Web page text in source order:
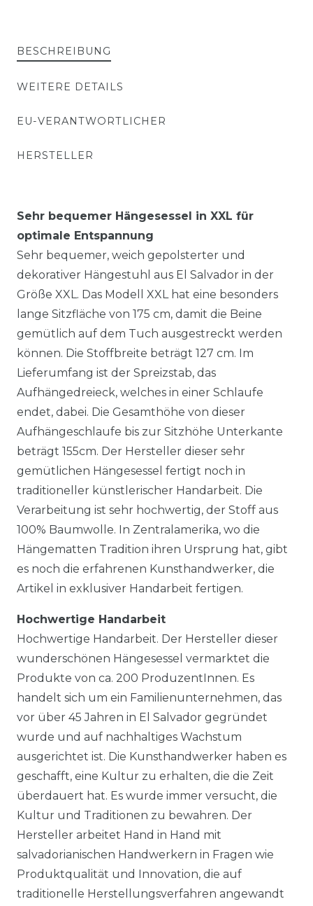
BESCHREIBUNG
WEITERE DETAILS
EU-VERANTWORTLICHER
HERSTELLER
Sehr bequemer Hängesessel in XXL für
optimale Entspannung
Sehr bequemer, weich gepolsterter und
dekorativer Hängestuhl aus El Salvador in der
Größe XXL. Das Modell XXL hat eine besonders
lange Sitzfläche von 175 cm, damit die Beine
gemütlich auf dem Tuch ausgestreckt werden
können. Die Stoffbreite beträgt 127 cm. Im
Lieferumfang ist der Spreizstab, das
Aufhängedreieck, welches in einer Schlaufe
endet, dabei. Die Gesamthöhe von dieser
Aufhängeschlaufe bis zur Sitzhöhe Unterkante
beträgt 155cm. Der Hersteller dieser sehr
gemütlichen Hängesessel fertigt noch in
traditioneller künstlerischer Handarbeit. Die
Verarbeitung ist sehr hochwertig, der Stoff aus
100% Baumwolle. In Zentralamerika, wo die
Hängematten Tradition ihren Ursprung hat, gibt
es noch die erfahrenen Kunsthandwerker, die
Artikel in exklusiver Handarbeit fertigen.
Hochwertige Handarbeit
Hochwertige Handarbeit. Der Hersteller dieser
wunderschönen Hängesessel vermarktet die
Produkte von ca. 200 ProduzentInnen. Es
handelt sich um ein Familienunternehmen, das
vor über 45 Jahren in El Salvador gegründet
wurde und auf nachhaltiges Wachstum
ausgerichtet ist. Die Kunsthandwerker haben es
geschafft, eine Kultur zu erhalten, die die Zeit
überdauert hat. Es wurde immer versucht, die
Kultur und Traditionen zu bewahren. Der
Hersteller arbeitet Hand in Hand mit
salvadorianischen Handwerkern in Fragen wie
Produktqualität und Innovation, die auf
traditionelle Herstellungsverfahren angewandt